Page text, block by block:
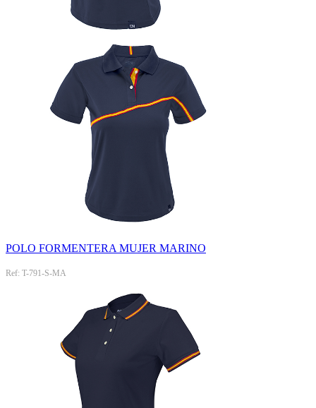
POLO FORMENTERA MUJER MARINO
Ref: T-791-S-MA